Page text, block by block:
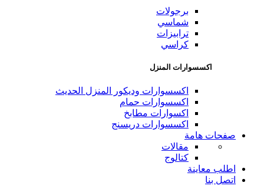
برجولات
شماسي
ترابيزات
كراسي
اكسسوارات المنزل
اكسسوارات وديكور المنزل الحديث
اكسسوارات حمام
اكسوارات مطابخ
اكسسوارات دريسنج
صفحات هامة
مقالات
كتالوج
اطلب معاينة
اتصل بنا